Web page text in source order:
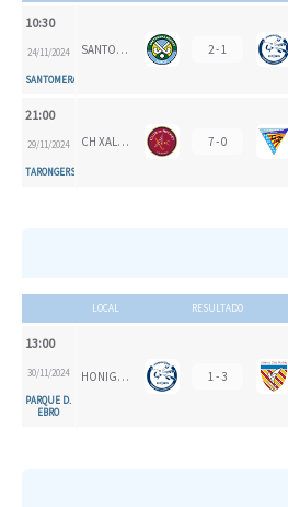
10:30
24/11/2024
SANTOMERA
SANTOMERA HC 2 - 1
21:00
29/11/2024
TARONGERS
CH XALOC 7 - 0
LOCAL RESULTADO
13:00
30/11/2024
PARQUE D.
EBRO
HONIGVÖGEL HH 79 1 - 3